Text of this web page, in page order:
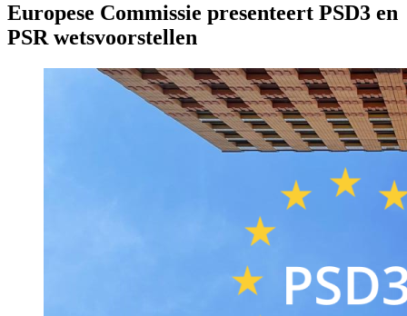
Europese Commissie presenteert PSD3 en
PSR wetsvoorstellen